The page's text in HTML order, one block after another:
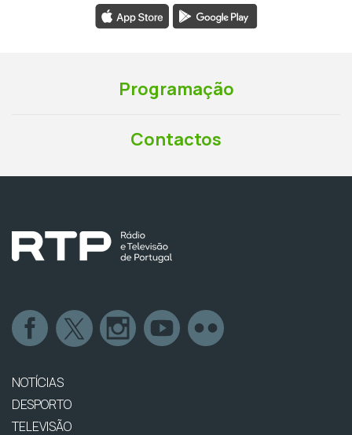
Programação
Contactos
NOTÍCIAS
DESPORTO
TELEVISÃO